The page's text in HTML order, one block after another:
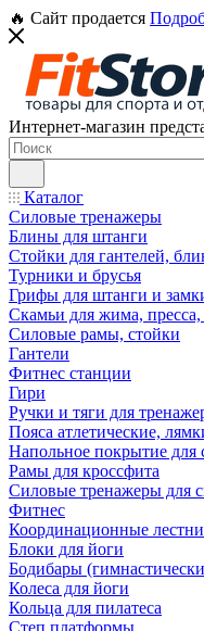
🔥 Сайт продается
Интернет-магазин
Каталог
Силовые тренажеры
Блины для штанги
Стойки для гантелей,
Турники и брусья
Грифы для штанги и
Скамьи для жима, пресса,
Силовые рамы, стойки
Гантели
Фитнес станции
Гири
Ручки и тяги для
Пояса атлетические,
Напольное покрытие для
Рамы для кроссфита
Силовые тренажеры для
Фитнес
Координационные
Блоки для йоги
Бодибары
Колеса для йоги
Кольца для пилатеса
Степ платформы